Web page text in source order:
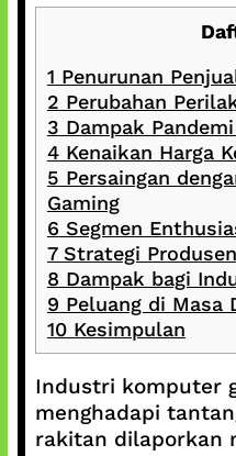
1 Penurunan
2 Perubahan
3 Dampak
4Kenaikan Harga
5 Persaingan
Gaming
6 Segmen
7Strategi Produsen
8 Dampak bagi
9 Peluang di Masa
10Kesimpulan
Industri komputer
menghadapi
rakitan dilaporkan